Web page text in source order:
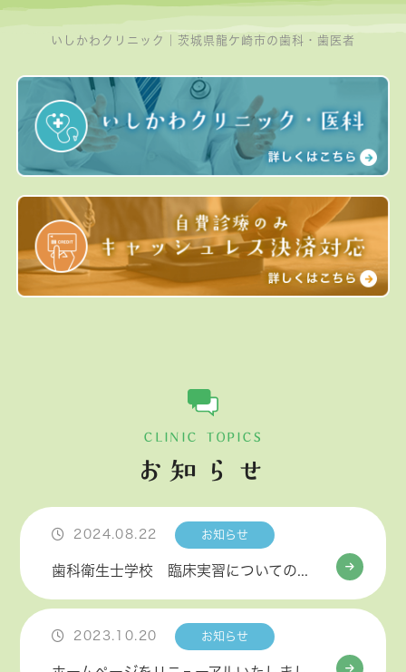
いしかわクリニック｜茨城県龍ケ崎市の歯科・歯医者
CLINIC TOPICS
お知らせ
2024.08.22 お知らせ
2023.10.20 お知らせ